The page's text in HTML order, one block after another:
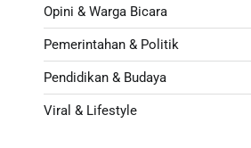
Opini & Warga Bicara
Pemerintahan & Politik
Pendidikan & Budaya
Viral & Lifestyle